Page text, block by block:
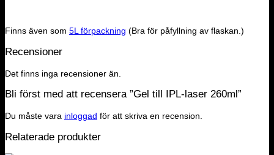
Finns även som 5L förpackning (Bra för påfyllning av flaskan.)
Recensioner
Det finns inga recensioner än.
Bli först med att recensera ”Gel till IPL-laser 260ml”
Du måste vara inloggad för att skriva en recension.
Relaterade produkter